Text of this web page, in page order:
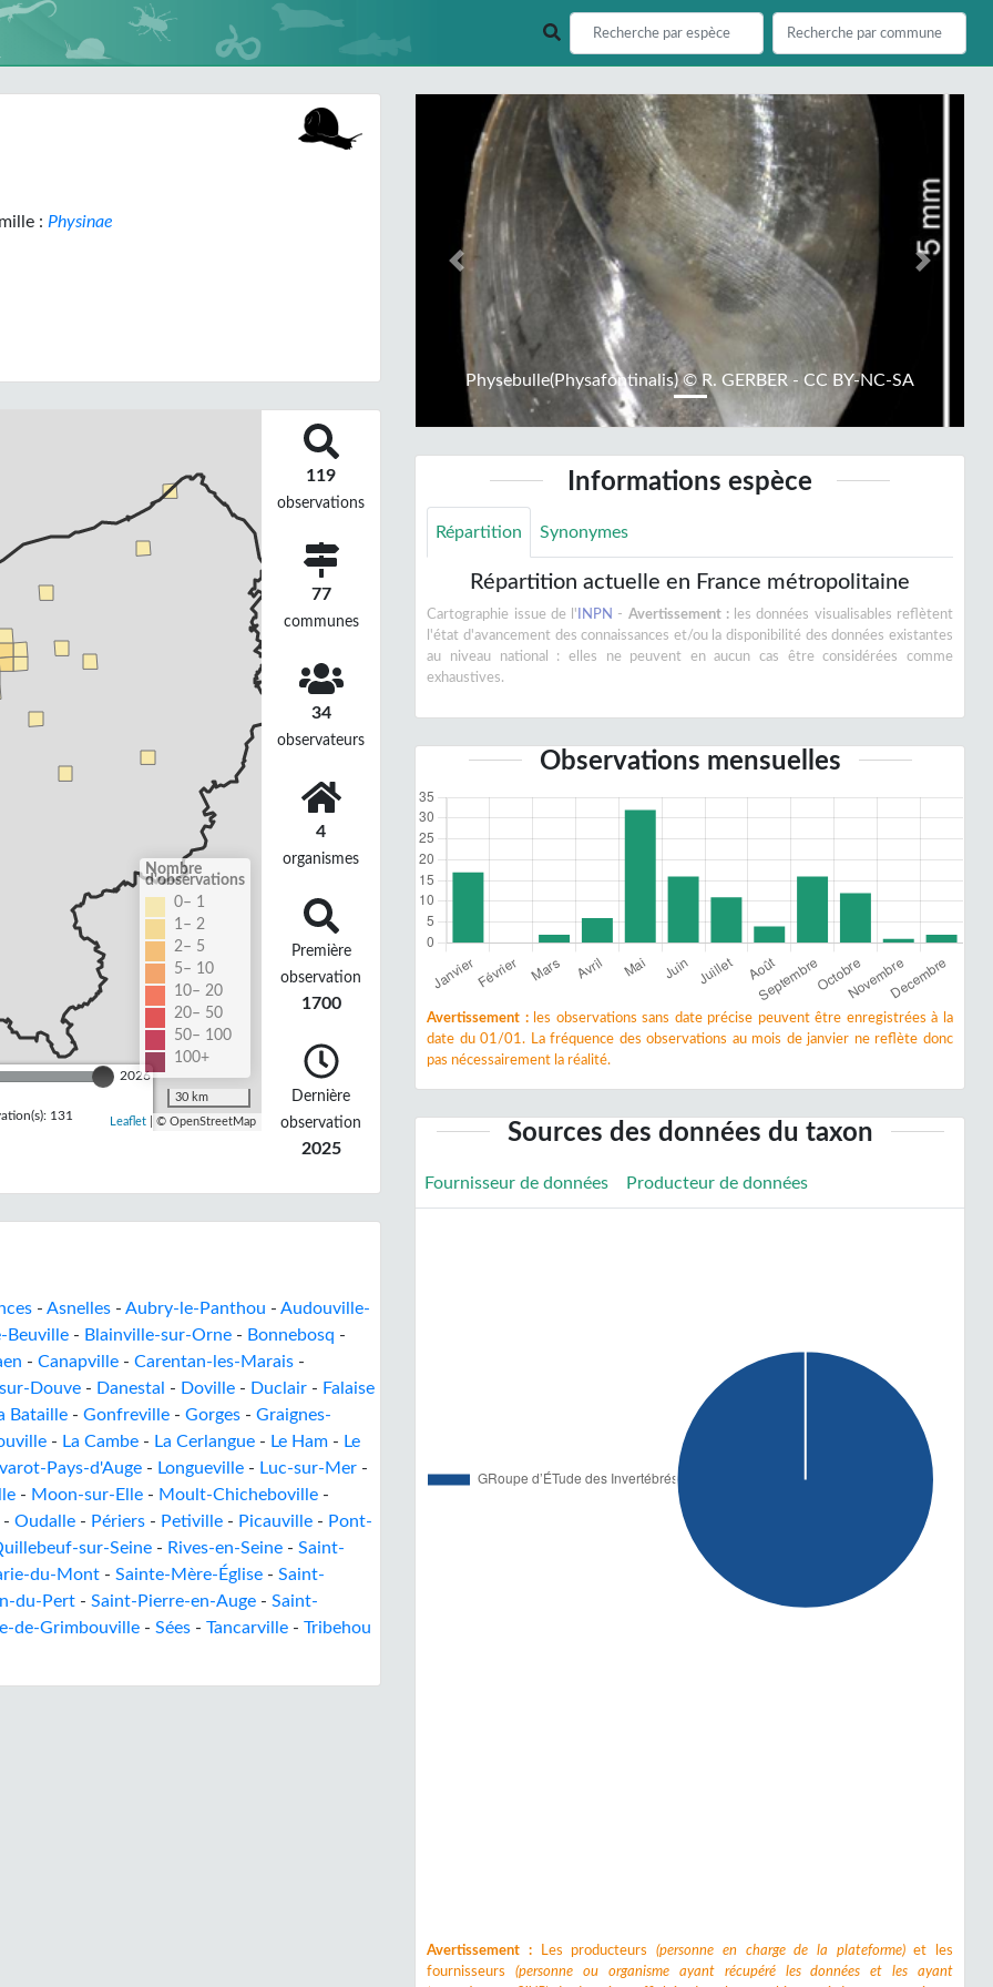
: Physinae
2026
131
Nombre
d'observations
0– 1
1– 2
2– 5
5– 10
10– 20
20– 50
50– 100
100+
30 km
Leaflet| © OpenStreetMap
119
observations
77
communes
34
observateurs
4
organismes
Première
observation
1700
Dernière
observation
2025
- Asnelles - Aubry-le-Panthou - Audouville-
Beuville - Blainville-sur-Orne - Bonnebosq -
- Canapville - Carentan-les-Marais -
Douve - Danestal - Doville - Duclair - Falaise
Bataille - Gonfreville - Gorges - Graignes-
- La Cambe - La Cerlangue - Le Ham - Le
Pays-d'Auge - Longueville - Luc-sur-Mer -
- Moon-sur-Elle - Moult-Chicheboville -
- Oudalle - Périers - Petiville - Picauville - Pont-
sur-Seine - Rives-en-Seine - Saint-
du-Mont - Sainte-Mère-Église - Saint-
du-Pert - Saint-Pierre-en-Auge - Saint-
de-Grimbouville - Sées - Tancarville - Tribehou
Physebulle(Physafontinalis) © R. GERBER - CC BY-NC-SA
Previous Next
Informations espèce
Répartition Synonymes
Répartition actuelle en France métropolitaine
Cartographie issue de l' INPN - Avertissement :les données visualisables reflètent
l'état d'avancement des connaissances et/ou la disponibilité des données existantes
au niveau national : elles ne peuvent en aucun cas être considérées comme
exhaustives.
Observations mensuelles
Avertissement :les observations sans date précise peuvent être enregistrées à la
date du 01/01. La fréquence des observations au mois de janvier ne reflète donc
pas nécessairement la réalité.
Sources des données du taxon
Fournisseur de données Producteur de données
Avertissement : Les producteurs(personne en charge de la plateforme)et les
fournisseurs(personne ou organisme ayant récupéré les données et les ayant